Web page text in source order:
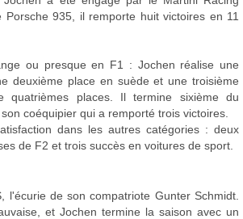
Porsche 935, il remporte huit victoires en 11
ou presque en F1 : Jochen réalise une
deuxième place en suède et une troisième
quatrièmes places. Il termine sixième du
coéquipier qui a remporté trois victoires.
dans les autres catégories : deux
de F2 et trois succès en voitures de sport.
l'écurie de son compatriote Gunter Schmidt.
et Jochen termine la saison avec un